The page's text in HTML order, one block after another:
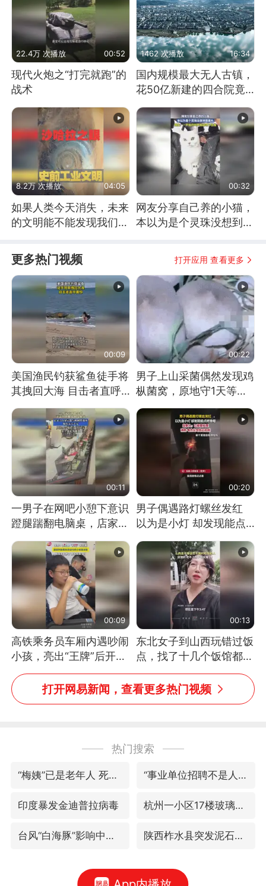
22.4万 次播放 00:52
现代火炮之“打完就跑”的
战术
1462 次播放 16:34
国内规模最大无人古镇，
花50亿新建的四合院竟
8.2万 次播放 04:05
如果人类今天消失，未来
的文明能不能发现我们存
00:32
网友分享自己养的小猫，
本以为是个灵珠没想到是
更多热门视频 打开应用 查看更多
00:09
美国渔民钓获鲨鱼徒手将
其拽回大海 目击者直呼
震惊 （视频来源：参考
消息）
00:22
男子上山采菌偶然发现鸡
枞菌窝，原地守1天等它
长大：挖了140多朵
00:11
一男子在网吧小憩下意识
蹬腿踹翻电脑桌，店家3
台显示器与机械臂损坏
00:20
男子偶遇路灯螺丝发红
以为是小灯 却发现能点
燃香烟 当事人：已报警
处理
00:09
高铁乘务员车厢内遇吵闹
小孩，亮出“王牌”后开启
一键静音
00:13
东北女子到山西玩错过饭
点，找了十几个饭馆都没
开门：午休到几点
打开网易新闻，查看更多热门视频
热门搜索
“梅姨”已是老年人 死刑或适用受限 “事业单位招聘不是人情买卖”
印度暴发金迪普拉病毒 杭州一小区17楼玻璃幕墙爆裂
台风“白海豚”影响中国已成定局 陕西柞水县突发泥石流致1死2失联